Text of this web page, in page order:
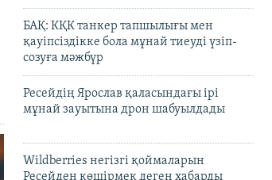
БАҚ: КҚК танкер тапшылығы мен
қауіпсіздікке бола мұнай тиеуді үзіп-
созуға мәжбүр
Ресейдің Ярослав қаласындағы ірі
мұнай зауытына дрон шабуылдады
Wildberries негізгі қоймаларын
Ресейден көшірмек деген хабарды